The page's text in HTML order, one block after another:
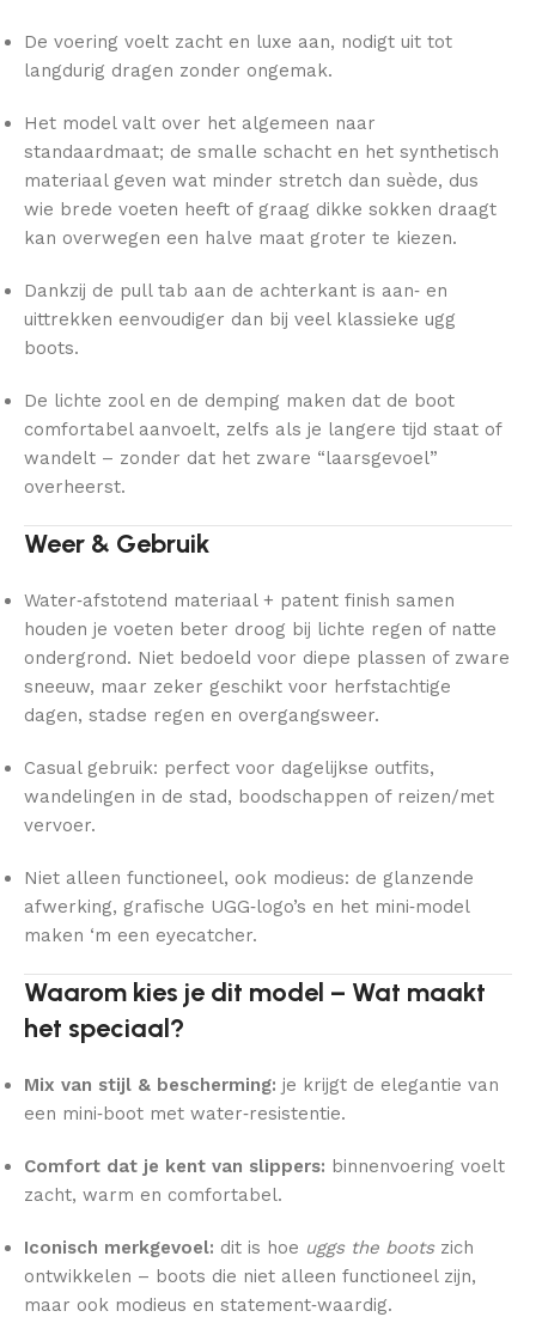
De voering voelt zacht en luxe aan, nodigt uit tot
langdurig dragen zonder ongemak.
Het model valt over het algemeen naar
standaardmaat; de smalle schacht en het synthetisch
materiaal geven wat minder stretch dan suède, dus
wie brede voeten heeft of graag dikke sokken draagt
kan overwegen een halve maat groter te kiezen.
Dankzij de pull tab aan de achterkant is aan‑ en
uittrekken eenvoudiger dan bij veel klassieke ugg
boots.
De lichte zool en de demping maken dat de boot
comfortabel aanvoelt, zelfs als je langere tijd staat of
wandelt – zonder dat het zware “laarsgevoel”
overheerst.
Weer & Gebruik
Water‑afstotend materiaal + patent finish samen
houden je voeten beter droog bij lichte regen of natte
ondergrond. Niet bedoeld voor diepe plassen of zware
sneeuw, maar zeker geschikt voor herfstachtige
dagen, stadse regen en overgangsweer.
Casual gebruik: perfect voor dagelijkse outfits,
wandelingen in de stad, boodschappen of reizen/met
vervoer.
Niet alleen functioneel, ook modieus: de glanzende
afwerking, grafische UGG‑logo’s en het mini‑model
maken ‘m een eyecatcher.
Waarom kies je dit model – Wat maakt
het speciaal?
Mix van stijl & bescherming: je krijgt de elegantie van
een mini‑boot met water‑resistentie.
Comfort dat je kent van slippers: binnenvoering voelt
zacht, warm en comfortabel.
Iconisch merkgevoel: dit is hoe uggs the bootszich
ontwikkelen – boots die niet alleen functioneel zijn,
maar ook modieus en statement‑waardig.